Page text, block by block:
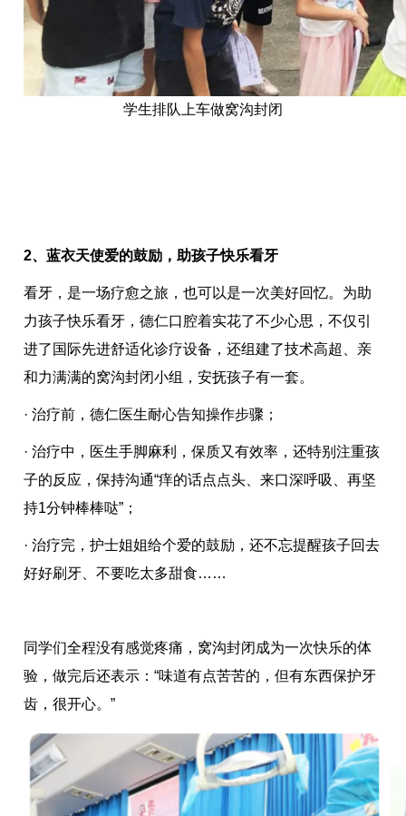
学生排队上车做窝沟封闭
2、蓝衣天使爱的鼓励，助孩子快乐看牙
看牙，是一场疗愈之旅，也可以是一次美好回忆。为助
力孩子快乐看牙，德仁口腔着实花了不少心思，不仅引
进了国际先进舒适化诊疗设备，还组建了技术高超、亲
和力满满的窝沟封闭小组，安抚孩子有一套。
· 治疗前，德仁医生耐心告知操作步骤；
· 治疗中，医生手脚麻利，保质又有效率，还特别注重孩
子的反应，保持沟通“痒的话点点头、来口深呼吸、再坚
持1分钟棒棒哒”；
· 治疗完，护士姐姐给个爱的鼓励，还不忘提醒孩子回去
好好刷牙、不要吃太多甜食……
同学们全程没有感觉疼痛，窝沟封闭成为一次快乐的体
验，做完后还表示：“味道有点苦苦的，但有东西保护牙
齿，很开心。”